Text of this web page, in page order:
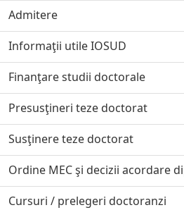
Admitere
Informaţii utile IOSUD
Finanţare studii doctorale
Presusţineri teze doctorat
Susţinere teze doctorat
Ordine MEC şi decizii acordare
Cursuri / prelegeri doctoranzi